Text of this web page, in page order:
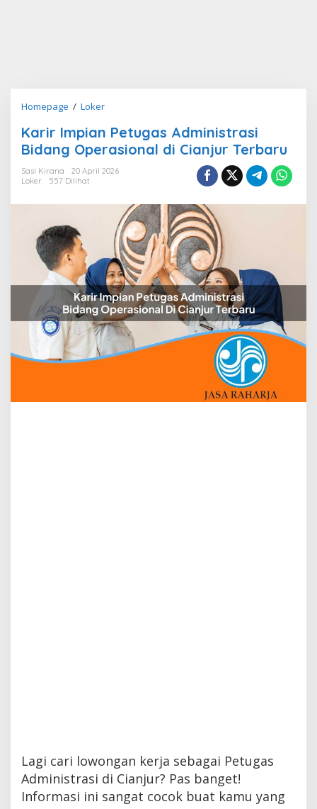
Homepage / LokerKarir
Petugas
Administrasi
Operasional
Cianjur
Terbaru
Karir Impian Petugas Administrasi
Bidang Operasional di Cianjur Terbaru
Sasi Kirana
20 April 2026
Loker
557 Dilihat
Lagi cari lowongan kerja sebagai Petugas
Administrasi di Cianjur? Pas banget!
Informasi ini sangat cocok buat kamu yang